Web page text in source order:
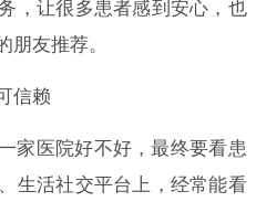
，让很多患者感到安心，也
朋友推荐。
信赖
家医院好不好，最终要看患
生活社交平台上，经常能看